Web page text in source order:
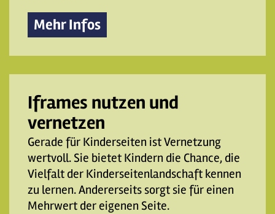
Mehr Infos
Iframes nutzen und
vernetzen
Gerade für Kinderseiten ist Vernetzung
wertvoll. Sie bietet Kindern die Chance, die
Vielfalt der Kinderseitenlandschaft kennen
zu lernen. Andererseits sorgt sie für einen
Mehrwert der eigenen Seite.